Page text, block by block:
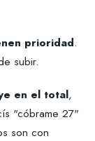
prioridad.
subir.
en el total,
"cóbrame 27"
son con